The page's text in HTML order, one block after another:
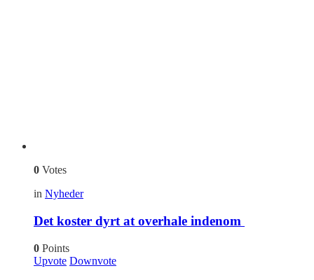
0 Votes
in Nyheder
Det koster dyrt at overhale indenom
0 Points
Upvote Downvote